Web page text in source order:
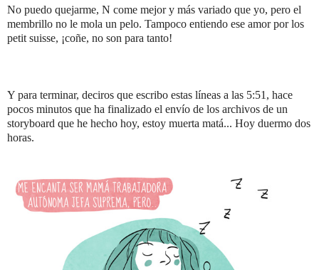
No puedo quejarme, N come mejor y más variado que yo, pero el
membrillo no le mola un pelo. Tampoco entiendo ese amor por los
petit suisse, ¡coñe, no son para tanto!
Y para terminar, deciros que escribo estas líneas a las 5:51, hace
pocos minutos que ha finalizado el envío de los archivos de un
storyboard que he hecho hoy, estoy muerta matá... Hoy duermo dos
horas.